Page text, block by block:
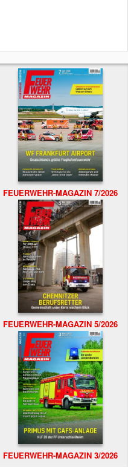
FEUERWEHR-MAGAZIN 7/2026
FEUERWEHR-MAGAZIN 5/2026
FEUERWEHR-MAGAZIN 3/2026